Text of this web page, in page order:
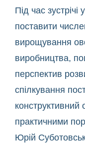
Під час
поставити
вирощування
виробництва,
перспектив
спілкування
конструктивний
практичними
Юрій